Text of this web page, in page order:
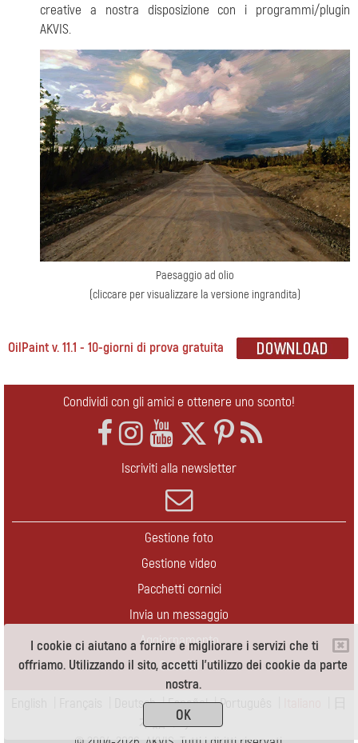
I cookie ci aiutano a fornire e migliorare i servizi che ti
offriamo. Utilizzando il sito, accetti l'utilizzo dei cookie da parte
nostra.
OK
creative a nostra disposizione con i programmi/plugin
AKVIS.
Paesaggio ad olio
(cliccare per visualizzare la versione ingrandita)
OilPaint v. 11.1 - 10-giorni di prova gratuita
Condividi con gli amici e ottenere uno sconto!
Iscriviti alla newsletter
Gestione foto
Gestione video
Pacchetti cornici
Invia un messaggio
Aggiornamento
Contatti
Deutsch|Español|Português
本語|Pусский